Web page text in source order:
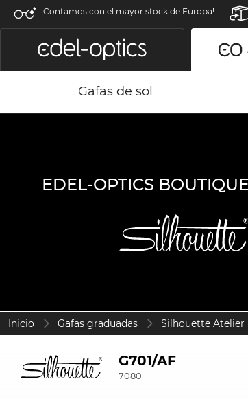
¡Contamos con el mayor stock de Europa!
Gafas de sol
EDEL-OPTICS
Inicio Gafas graduadas Silhouette Atelier
G701/AF
7080